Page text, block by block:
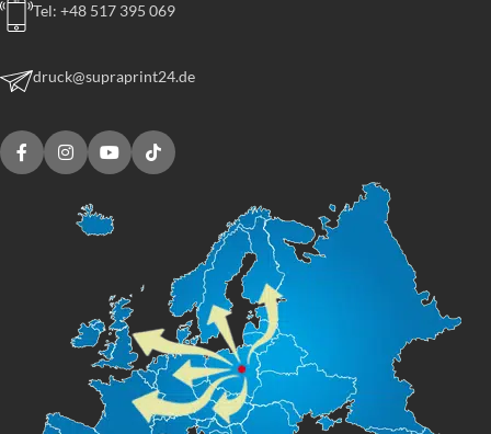
Tel: +48 517 395 069
druck@supraprint24.de